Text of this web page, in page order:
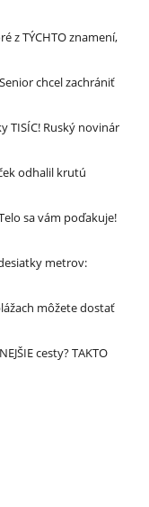
z TÝCHTO znamení,
chcel zachrániť
TISÍC! Ruský novinár
odhalil krutú
sa vám poďakuje!
metrov:
môžete dostať
cesty? TAKTO